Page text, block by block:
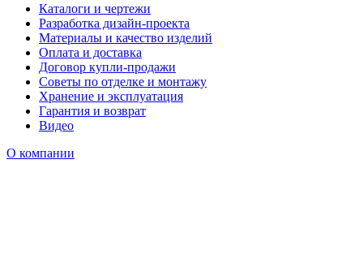
Каталоги и чертежи
Разработка дизайн-проекта
Материалы и качество изделий
Оплата и доставка
Договор купли-продажи
Советы по отделке и монтажу
Хранение и эксплуатация
Гарантия и возврат
Видео
О компании